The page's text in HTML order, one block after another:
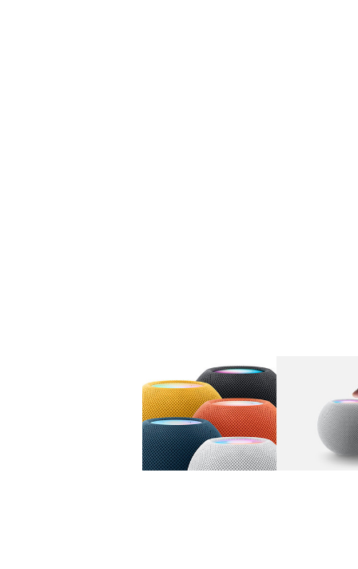
图库 图像 1